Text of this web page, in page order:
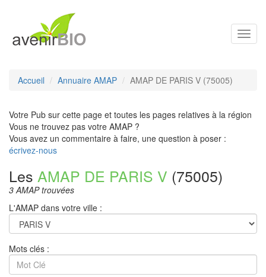
Accueil Annuaire AMAP AMAP DE PARIS V (75005)
Votre Pub sur cette page et toutes les pages relatives à la région
Vous ne trouvez pas votre AMAP ?
Vous avez un commentaire à faire, une question à poser :
écrivez-nous
Les AMAP DE PARIS V (75005)
3 AMAP trouvées
L'AMAP dans votre ville :
Mots clés :